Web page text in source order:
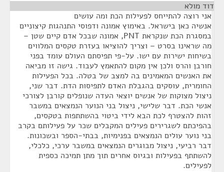
דוד מולא
אני רוצה להתייחס לפעילות הכת ומה עושים
אנשיה כאן בישראל. באימוץ אמונה ודפוסי התנהגות קיצוניים
במסגרת הכת שנקראת PNT, אמונה שבכל אדם קיים שטן –
מה שראינו בסרט – וצריך להוציאו בעזרת טקסים המלווים
בשיחות ישירות עם ישו. על-פי תפיסתם העולם עומד בפני
חורבן והרס ולכן אין מקום להתאמץ לעבוד. גישה זו מביאה
את האנשים המאמינים בה למצב של בטלה. בכל הפעילות
החומרית, עוסקים בהגבלת האדם לתפיסות הדת. דבר שני,
ניצול מצוקות של אנשים יוצאי העדה שנופלים קורבן לצורכי
אנשי הכת. דבר שלישי, ניצול בני הנוער הנמצאים במשבר
זהות להצטרף לכת הבא לידי ביטוי בהשתתפות בטקסים,
בהפיכתם לשגרירים פעילים המקבלים שכר על פעילותם בקרב
בני נוער עולים הנמצאים בפנימיות, בבתי-הספר ובשכונות.
דבר רביעי, ניצול מבוגרים הנמצאים במשבר ערכי, כלכלי,
להשתתף בפעילות ובגיוס אחרים תוך מתן תמיכה כספית
לפעילים.